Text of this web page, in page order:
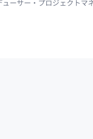
ーサー・プロジェクトマ